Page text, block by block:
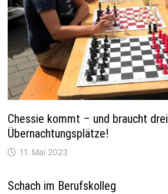
Chessie kommt – und braucht drei
Übernachtungsplätze!
11. Mai 2023
Schach im Berufskolleg